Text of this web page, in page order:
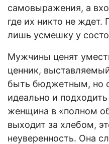
самовыражения, а
где их никто не
лишь усмешку у
Мужчины ценят
ценник,
быть бюджетным, но
идеально и
женщина в «полном
выходит за хлебом,
неуверенность. Она